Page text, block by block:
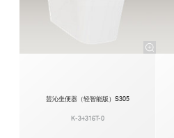
芸沁坐便器（轻智能版）S305
K-34316T-0